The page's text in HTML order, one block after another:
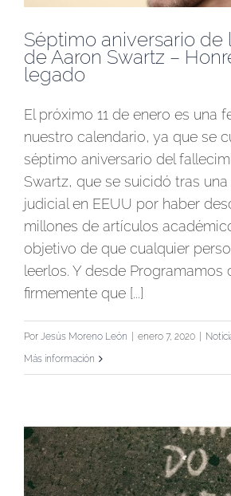
Séptimo aniversario de
de Aaron Swartz –
legado
El próximo 11 de enero es una
nuestro calendario, ya que se
séptimo aniversario del
Swartz, que se suicidó tras
judicial en EEUU por haber
millones de artículos
objetivo de que cualquier
leerlos. Y desde Programamos
firmemente que [...]
Por Jesús Moreno León enero 7, 2020
Más información